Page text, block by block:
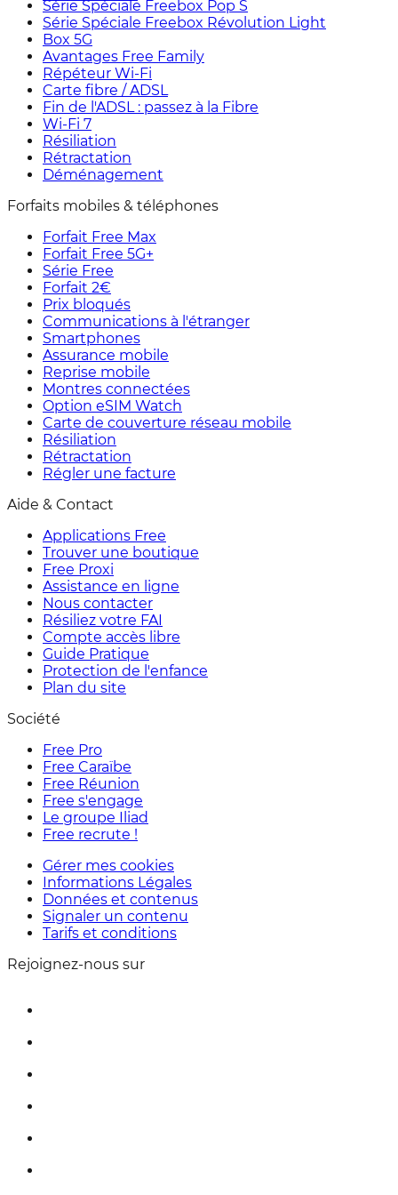
Série Spéciale Freebox Pop S
Série Spéciale Freebox Révolution Light
Box 5G
Avantages Free Family
Répéteur Wi-Fi
Carte fibre / ADSL
Fin de l'ADSL : passez à la Fibre
Wi-Fi 7
Résiliation
Rétractation
Déménagement
Forfaits mobiles & téléphones
Forfait Free Max
Forfait Free 5G+
Série Free
Forfait 2€
Prix bloqués
Communications à l'étranger
Smartphones
Assurance mobile
Reprise mobile
Montres connectées
Option eSIM Watch
Carte de couverture réseau mobile
Résiliation
Rétractation
Régler une facture
Aide & Contact
Applications Free
Trouver une boutique
Free Proxi
Assistance en ligne
Nous contacter
Résiliez votre FAI
Compte accès libre
Guide Pratique
Protection de l'enfance
Plan du site
Société
Free Pro
Free Caraïbe
Free Réunion
Free s'engage
Le groupe Iliad
Free recrute !
Gérer mes cookies
Informations Légales
Données et contenus
Signaler un contenu
Tarifs et conditions
Rejoignez-nous sur